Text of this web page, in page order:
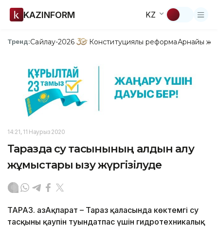
KAZINFORM KZ
Тренд:Сайлау-2026 Конституциялық реформаАрнайы
14:21, 11 Наурыз 2020
Таразда су тасқынының алдын алу
жұмыстары қызу жүргізілуде
ТАРАЗ. ҚазАқпарат – Тараз қаласында көктемгі су
тасқыны қаупін туындатпас үшін гидротехникалық